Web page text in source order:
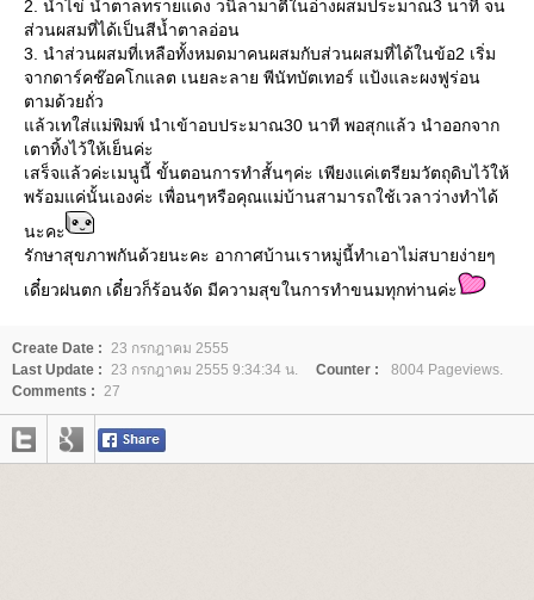
2. นำไข่ น้ำตาลทรายแดง วนิลามาตีในอ่างผสมประมาณ3 นาที จน
ส่วนผสมที่ได้เป็นสีน้ำตาลอ่อน
3. นำส่วนผสมที่เหลือทั้งหมดมาคนผสมกับส่วนผสมที่ได้ในข้อ2 เริ่ม
จากดาร์คช๊อคโกแลต เนยละลาย พีนัทบัตเทอร์ แป้งและผงฟูร่อน
ตามด้วยถั่ว
ล้วเทใส่แม่พิมพ์ นำเข้าอบประมาณ30 นาที พอสุกแล้ว นำออกจาก
เตาทิ้งไว้ให้เย็นค่ะ
เสร็จแล้วค่ะเมนูนี้ ขั้นตอนการทำสั้นๆค่ะ เพียงแค่เตรียมวัตถุดิบไว้ให้
พร้อมแค่นั้นเองค่ะ เพื่อนๆหรือคุณแม่บ้านสามารถใช้เวลาว่างทำได้
นะคะ
รักษาสุขภาพกันด้วยนะคะ อากาศบ้านเราหมู่นี้ทำเอาไม่สบายง่ายๆ
เดี๋ยวฝนตก เดี๋ยวก็ร้อนจัด มีความสุขในการทำขนมทุกท่านค่ะ
Create Date : 23 กรกฎาคม 2555
Last Update : 23 กรกฎาคม 2555 9:34:34 น. Counter :
8004 Pageviews.
Comments : 27